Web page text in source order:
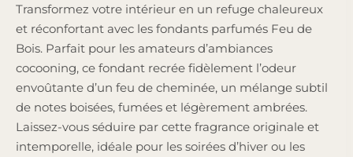
Transformez votre intérieur en un refuge chaleureux
et réconfortant avec les fondants parfumés Feu de
Bois. Parfait pour les amateurs d’ambiances
cocooning, ce fondant recrée fidèlement l’odeur
envoûtante d’un feu de cheminée, un mélange subtil
de notes boisées, fumées et légèrement ambrées.
Laissez-vous séduire par cette fragrance originale et
intemporelle, idéale pour les soirées d’hiver ou les